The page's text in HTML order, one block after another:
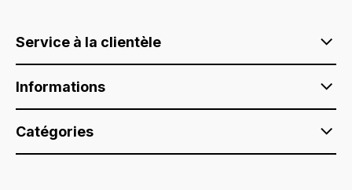
Service à la clientèle
Informations
Catégories